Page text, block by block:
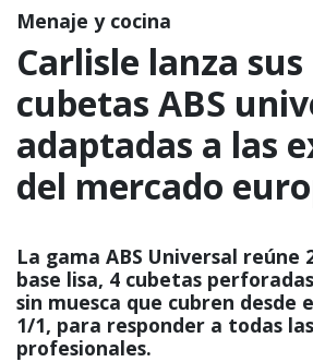
Menaje y cocina
Carlisle lanza
cubetas ABS
adaptadas a las
del mercado
La gama ABS Universal reúne
base lisa, 4 cubetas
sin muesca que cubren desde
1/1, para responder a todas
profesionales.